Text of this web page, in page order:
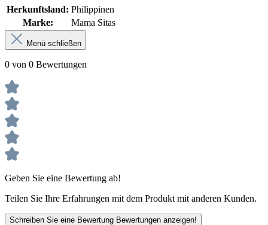
Herkunftsland: Philippinen
Marke:
Mama Sitas
Menü schließen
0 von 0 Bewertungen
Geben Sie eine Bewertung ab!
Teilen Sie Ihre Erfahrungen mit dem Produkt mit anderen Kunden.
Schreiben Sie eine Bewertung Bewertungen anzeigen!